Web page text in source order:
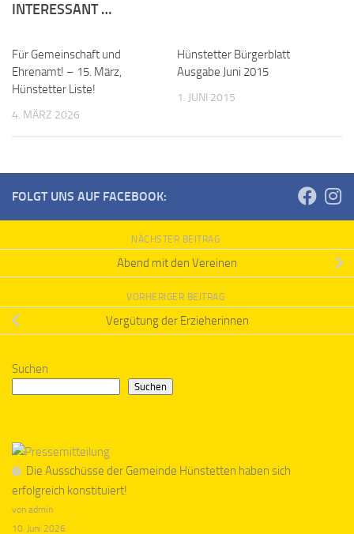
INTERESSANT …
Für Gemeinschaft und
Ehrenamt! – 15. März,
Hünstetter Liste!
4. MÄRZ 2026
Hünstetter Bürgerblatt
Ausgabe Juni 2015
1. JUNI 2015
FOLGT UNS AUF FACEBOOK:
NÄCHSTER BEITRAG
Abend mit den Vereinen
VORHERIGER BEITRAG
Vergütung der Erzieherinnen
Suchen
Suchen
Die Ausschüsse der Gemeinde Hünstetten haben sich
erfolgreich konstituiert!
von admin
10. Juni 2026